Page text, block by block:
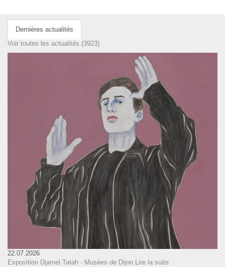
Dernières actualités
Voir toutes les actualités (3923)
22.07.2026
Exposition Djamel Tatah - Musées de Dijon Lire la suite